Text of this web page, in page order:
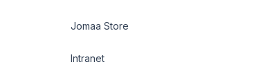
Jomaa Store
Intranet